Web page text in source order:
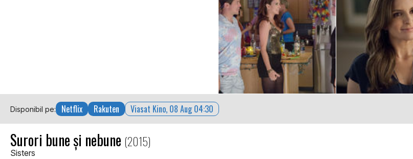
Disponibil pe: Netflix Rakuten Viasat Kino, 08 Aug 04:30
Surori bune și nebune (2015)
Sisters